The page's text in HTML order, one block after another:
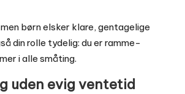
børn elsker klare, gentagelige
din rolle tydelig: du er ramme-
i alle småting.
uden evig ventetid